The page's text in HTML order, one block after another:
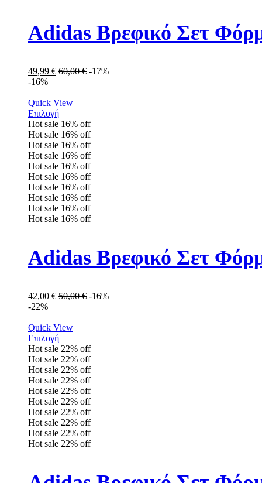
Adidas Βρεφικό Σετ
49,99 € 60,00€ -17%
-16%
Quick View
Επιλογή
Hot sale 16% off
Hot sale 16% off
Hot sale 16% off
Hot sale 16% off
Hot sale 16% off
Hot sale 16% off
Hot sale 16% off
Hot sale 16% off
Hot sale 16% off
Hot sale 16% off
Adidas Βρεφικό Σετ
42,00 € 50,00€ -16%
-22%
Quick View
Επιλογή
Hot sale 22% off
Hot sale 22% off
Hot sale 22% off
Hot sale 22% off
Hot sale 22% off
Hot sale 22% off
Hot sale 22% off
Hot sale 22% off
Hot sale 22% off
Hot sale 22% off